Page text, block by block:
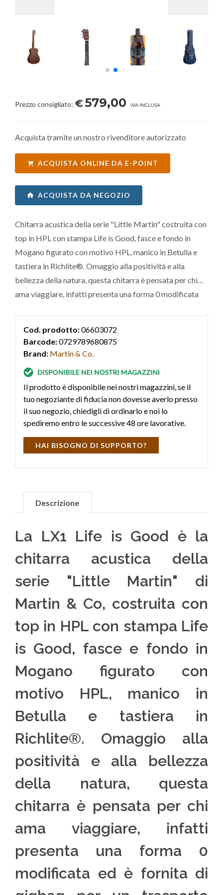
Prezzo consigliato: €579,00 IVA INCLUSA
Acquista tramite un nostro rivenditore autorizzato
ACQUISTA ONLINE DA E-POINT
ACQUISTA DA NEGOZIO
Chitarra acustica della serie "Little Martin" costruita con
top in HPL con stampa Life is Good, fasce e fondo in
Mogano figurato con motivo HPL, manico in Betulla e
tastiera in Richlite®. Omaggio alla positività e alla
bellezza della natura, questa chitarra è pensata per chi
ama viaggiare, infatti presenta una forma 0 modificata
Cod. prodotto:06603072
Barcode:0729789680875
Brand: Martin & Co.
Il prodotto è disponibile nei nostri magazzini, se il
tuo negoziante di fiducia non dovesse averlo presso
il suo negozio, chiedigli di ordinarlo e noi lo
spediremo entro le successive 48 ore lavorative.
HAI BISOGNO DI SUPPORTO?
Descrizione
La LX1 Life is Good è la
chitarra acustica della
serie "Little Martin" di
Martin & Co, costruita con
top in HPL con stampa Life
is Good, fasce e fondo in
Mogano figurato con
motivo HPL, manico in
Betulla e tastiera in
Richlite®. Omaggio alla
positività e alla bellezza
della natura, questa
chitarra è pensata per chi
ama viaggiare, infatti
presenta una forma 0
modificata ed è fornita di